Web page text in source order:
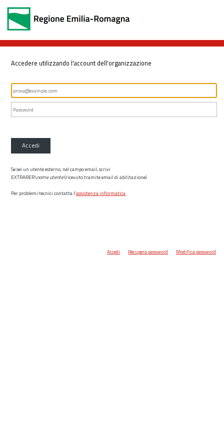
Accedere utilizzando l'account dell'organizzazione
Accedi
Se sei un utente esterno, nel campo email, scrivi
EXTRARER\nome utente(ricevuto tramite email di abilitazione)
Per problemi tecnici contatta l’assistenza informatica.
Accedi Recupera password Modifica password